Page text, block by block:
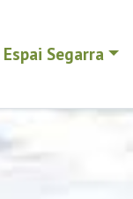
Espai Segarra